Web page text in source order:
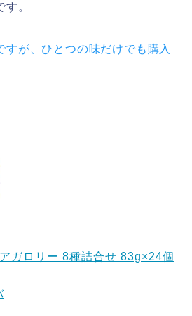
。
すが、ひとつの味だけでも購入
ガロリー 8種詰合せ 83g×24個